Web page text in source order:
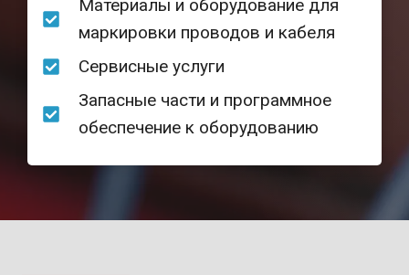
Материалы и оборудование для
маркировки проводов и кабеля
Сервисные услуги
Запасные части и программное
обеспечение к оборудованию